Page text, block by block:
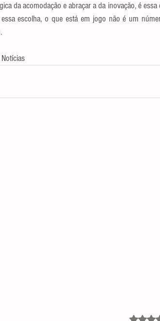
da acomodação e abraçar a da inovação, é
essa escolha, o que está em jogo não é um